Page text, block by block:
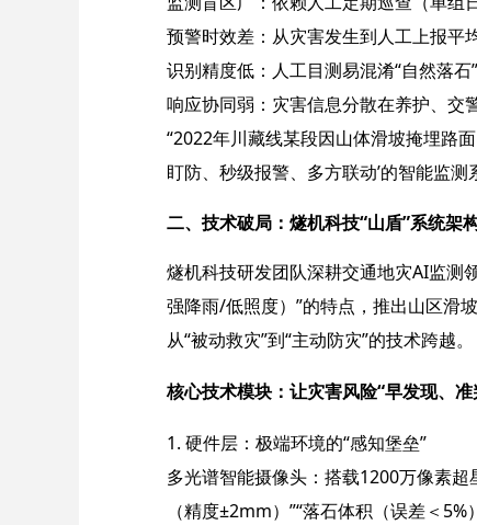
预警时效差：从灾害发生到人工上报平
识别精度低：人工目测易混淆“自然落石
响应协同弱：灾害信息分散在养护、交
“2022年川藏线某段因山体滑坡掩埋路
盯防、秒级报警、多方联动’的智能监测
二、技术破局：燧机科技“山盾”系统架
燧机科技研发团队深耕交通地灾AI监测
强降雨/低照度）”的特点，推出山区滑
从“被动救灾”到“主动防灾”的技术跨越。
核心技术模块：让灾害风险“早发现、
1. 硬件层：极端环境的“感知堡垒”​
多光谱智能摄像头：搭载1200万像素
（精度±2mm）”“落石体积（误差＜